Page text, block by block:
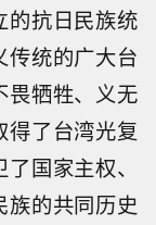
的抗日民族统
传统的广大台
畏牺牲、义无
得了台湾光复
国家主权、
族的共同历史